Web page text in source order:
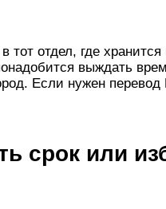
тот отдел, где
выждать
Если нужен перевод
срок или